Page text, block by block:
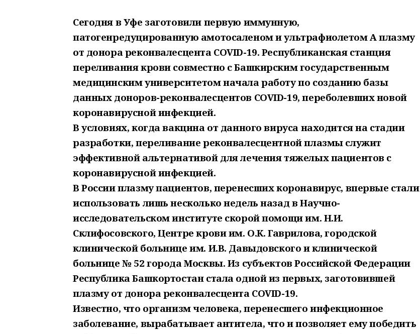
Сегодня в Уфе заготовили первую иммунную,
патогенредуцированную амотосаленом и ультрафиолетом А плазму
от донора реконвалесцента COVID-19. Республиканская станция
переливания крови совместно с Башкирским государственным
медицинским университетом начала работу по созданию базы
данных доноров-реконвалесцентов COVID-19, переболевших новой
коронавирусной инфекцией.
В условиях, когда вакцина от данного вируса находится на стадии
разработки, переливание реконвалесцентной плазмы служит
эффективной альтернативой для лечения тяжелых пациентов с
коронавирусной инфекцией.
В России плазму пациентов, перенесших коронавирус, впервые стали
использовать лишь несколько недель назад в Научно-
исследовательском институте скорой помощи им. Н.И.
Склифосовского, Центре крови им. О.К. Гаврилова, городской
клинической больнице им. И.В. Давыдовского и клинической
больнице № 52 города Москвы. Из субъектов Российской Федерации
Республика Башкортостан стала одной из первых, заготовившей
плазму от донора реконвалесцента COVID-19.
Известно, что организм человека, перенесшего инфекционное
заболевание, вырабатывает антитела, что и позволяет ему победить